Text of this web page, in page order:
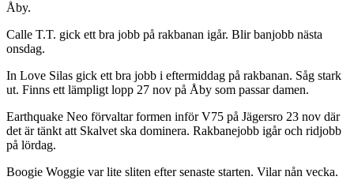
Åby.
Calle T.T. gick ett bra jobb på rakbanan igår. Blir banjobb nästa
onsdag.
In Love Silas gick ett bra jobb i eftermiddag på rakbanan. Såg stark
ut. Finns ett lämpligt lopp 27 nov på Åby som passar damen.
Earthquake Neo förvaltar formen inför V75 på Jägersro 23 nov där
det är tänkt att Skalvet ska dominera. Rakbanejobb igår och ridjobb
på lördag.
Boogie Woggie var lite sliten efter senaste starten. Vilar nån vecka.